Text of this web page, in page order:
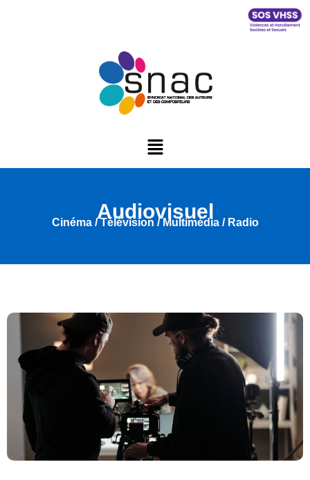
Audiovisuel
Cinéma / Télévision / Multimédia / Radio